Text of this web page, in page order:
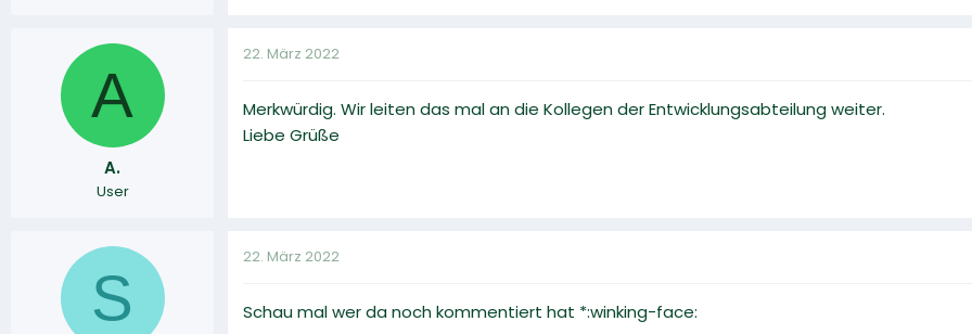
A
A.
User
22. März 2022
Merkwürdig. Wir leiten das mal an die Kollegen der Entwicklungsabteilung weiter.
Liebe Grüße
S
22. März 2022
Schau mal wer da noch kommentiert hat *:winking-face: